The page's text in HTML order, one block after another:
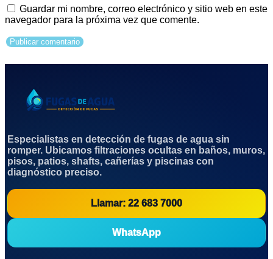
Guardar mi nombre, correo electrónico y sitio web en este
navegador para la próxima vez que comente.
Especialistas en detección de fugas de agua sin
romper. Ubicamos filtraciones ocultas en baños, muros,
pisos, patios, shafts, cañerías y piscinas con
diagnóstico preciso.
Llamar: 22 683 7000
WhatsApp